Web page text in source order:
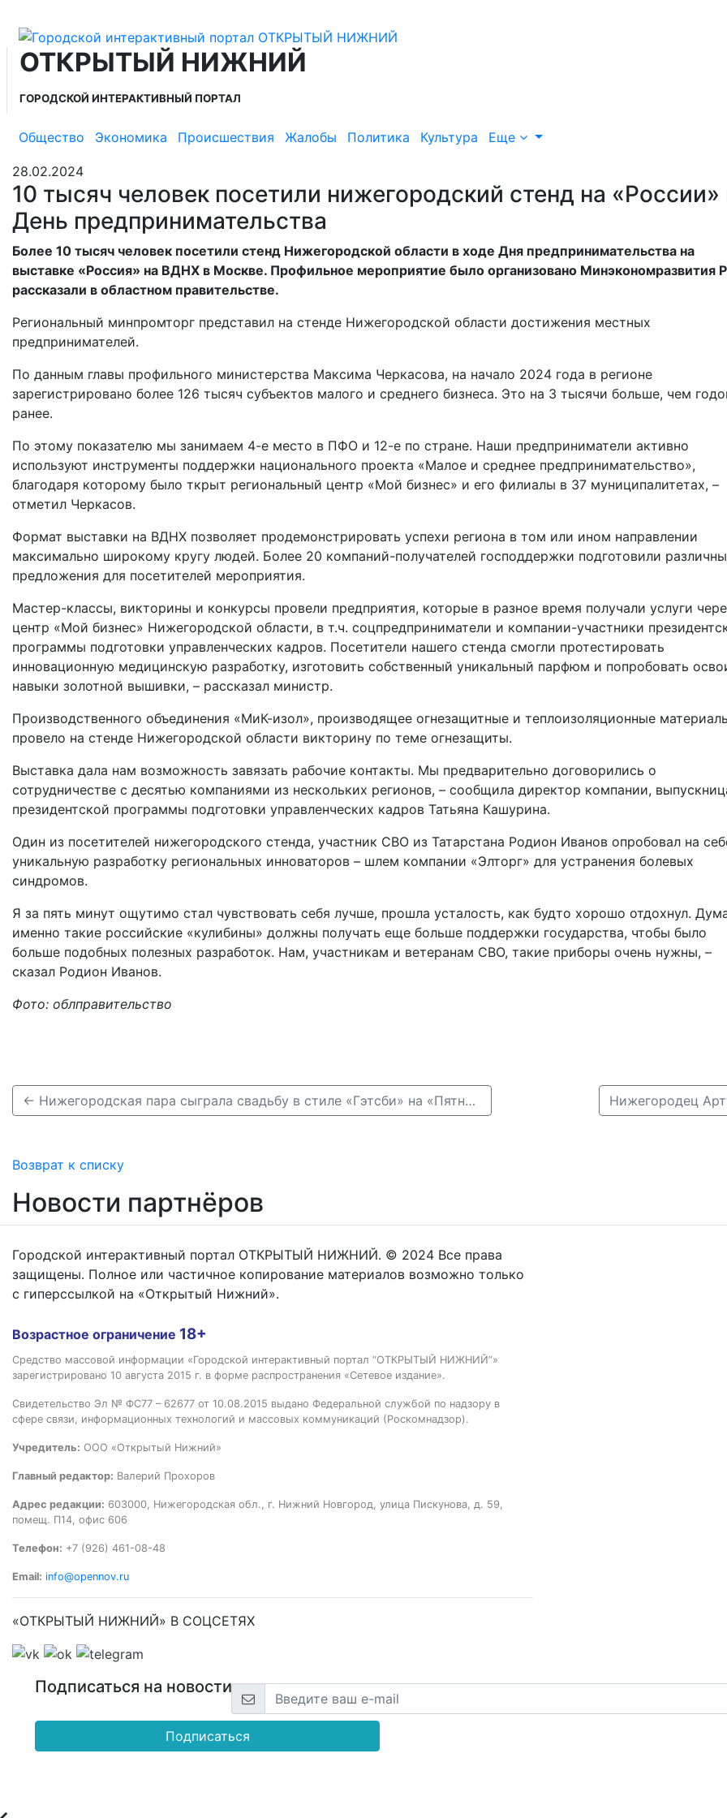
ОТКРЫТЫЙ НИЖНИЙ
ГОРОДСКОЙ ИНТЕРАКТИВНЫЙ ПОРТАЛ
Общество Экономика Происшествия Жалобы Политика Культура Еще
28.02.2024
10 тысяч человек посетили нижегородский стенд на «России»
День предпринимательства
Более 10 тысяч человек посетили стенд Нижегородской области в ходе Дня предпринимательства на
выставке «Россия» на ВДНХ в Москве. Профильное мероприятие было организовано Минэкономразвития
рассказали в областном правительстве.
Региональный минпромторг представил на стенде Нижегородской области достижения местных
предпринимателей.
По данным главы профильного министерства Максима Черкасова, на начало 2024 года в регионе
зарегистрировано более 126 тысяч субъектов малого и среднего бизнеса. Это на 3 тысячи больше, чем
ранее.
По этому показателю мы занимаем 4-е место в ПФО и 12-е по стране. Наши предприниматели активно
используют инструменты поддержки национального проекта «Малое и среднее предпринимательство»,
благодаря которому было ткрыт региональный центр «Мой бизнес» и его филиалы в 37 муниципалитетах, –
отметил Черкасов.
Формат выставки на ВДНХ позволяет продемонстрировать успехи региона в том или ином направлении
максимально широкому кругу людей. Более 20 компаний-получателей господдержки подготовили
предложения для посетителей мероприятия.
Мастер-классы, викторины и конкурсы провели предприятия, которые в разное время получали услуги
центр «Мой бизнес» Нижегородской области, в т.ч. соцпредприниматели и компании-участники
программы подготовки управленческих кадров. Посетители нашего стенда смогли протестировать
инновационную медицинскую разработку, изготовить собственный уникальный парфюм и попробовать
навыки золотной вышивки, – рассказал министр.
Производственного объединения «МиК-изол», производящее огнезащитные и теплоизоляционные
провело на стенде Нижегородской области викторину по теме огнезащиты.
Выставка дала нам возможность завязать рабочие контакты. Мы предварительно договорились о
сотрудничестве с десятью компаниями из нескольких регионов, – сообщила директор компании,
президентской программы подготовки управленческих кадров Татьяна Кашурина.
Один из посетителей нижегородского стенда, участник СВО из Татарстана Родион Иванов опробовал на
уникальную разработку региональных инноваторов – шлем компании «Элторг» для устранения болевых
синдромов.
Я за пять минут ощутимо стал чувствовать себя лучше, прошла усталость, как будто хорошо отдохнул.
именно такие российские «кулибины» должны получать еще больше поддержки государства, чтобы было
больше подобных полезных разработок. Нам, участникам и ветеранам СВО, такие приборы очень нужны, –
сказал Родион Иванов.
Фото: облправительство
← Нижегородская пара сыграла свадьбу в стиле «Гэтсби» на «Пятнице!»
Возврат к списку
Новости партнёров
Городской интерактивный портал ОТКРЫТЫЙ НИЖНИЙ. © 2024 Все права
защищены. Полное или частичное копирование материалов возможно только
с гиперссылкой на «Открытый Нижний».
Возрастное ограничение 18+
Средство массовой информации «Городской интерактивный портал “ОТКРЫТЫЙ НИЖНИЙ”»
зарегистрировано 10 августа 2015 г. в форме распространения «Сетевое издание».
Свидетельство Эл № ФС77 – 62677 от 10.08.2015 выдано Федеральной службой по надзору в
сфере связи, информационных технологий и массовых коммуникаций (Роскомнадзор).
Учредитель: ООО «Открытый Нижний»
Главный редактор: Валерий Прохоров
Адрес редакции: 603000, Нижегородская обл., г. Нижний Новгород, улица Пискунова, д. 59,
помещ. П14, офис 606
Телефон: +7 (926) 461-08-48
Email: info@opennov.ru
«ОТКРЫТЫЙ НИЖНИЙ» В СОЦСЕТЯХ
Подписаться на новости
Подписаться